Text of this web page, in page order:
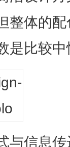
整体的
是比较
与信息